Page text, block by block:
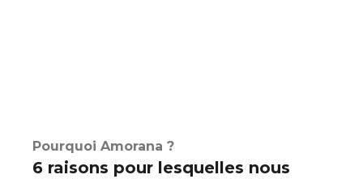
Pourquoi Amorana ?
6 raisons pour lesquelles nous